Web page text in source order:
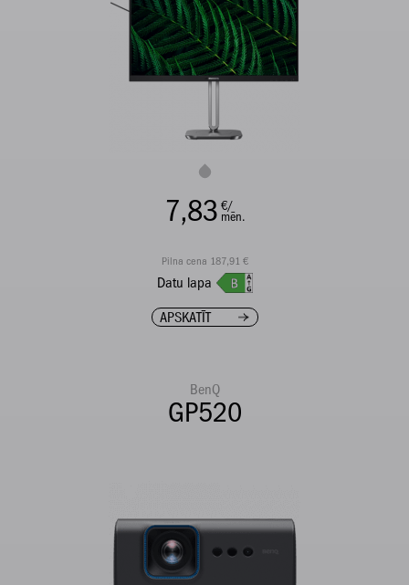
7,83 €/
mēn.
Pilna cena 187,91 €
Datu lapa
APSKATĪT
BenQ
GP520